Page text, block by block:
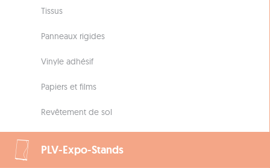
Tissus
Panneaux rigides
Vinyle adhésif
Papiers et films
Revêtement de sol
PLV-Expo-Stands